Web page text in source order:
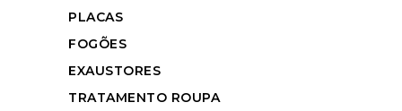
PLACAS
FOGÕES
EXAUSTORES
TRATAMENTO ROUPA